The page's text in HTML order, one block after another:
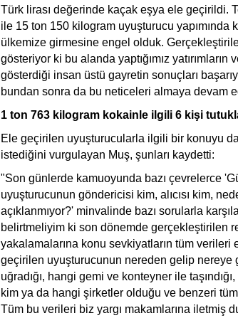
Türk lirası değerinde kaçak eşya ele geçirildi.
ile 15 ton 150 kilogram uyuşturucu yapımında
ülkemize girmesine engel olduk.
gösteriyor ki bu alanda yaptığımız
gösterdiği insan üstü gayretin sonuçları
bundan sonra da bu neticeleri almaya devam
1 ton 763 kilogram kokainle ilgili 6 kişi
Ele geçirilen uyuşturucularla ilgili bir konuyu
istediğini vurgulayan Muş, şunları kaydetti:
"Son günlerde kamuoyunda bazı çevrelerce
uyuşturucunun göndericisi kim, alıcısı kim,
açıklanmıyor?' minvalinde bazı sorularla
belirtmeliyim ki son dönemde gerçekleştirilen
yakalamalarına konu sevkiyatların tüm verileri
geçirilen uyuşturucunun nereden gelip nereye
uğradığı, hangi gemi ve konteyner ile taşındığı,
kim ya da hangi şirketler olduğu ve benzeri
Tüm bu verileri biz yargı makamlarına iletmiş